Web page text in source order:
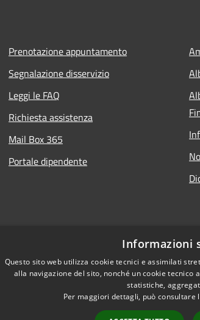
Prenotazione appuntamento
Segnalazione disservizio
Leggi le FAQ
Richiesta assistenza
Mail Box 365
Portale dipendente
Informazioni
Questo sito web utilizza cookie tecnici e assimilati
alla navigazione del sito, nonché un cookie
statistiche,
Per maggiori dettagli, può consultare